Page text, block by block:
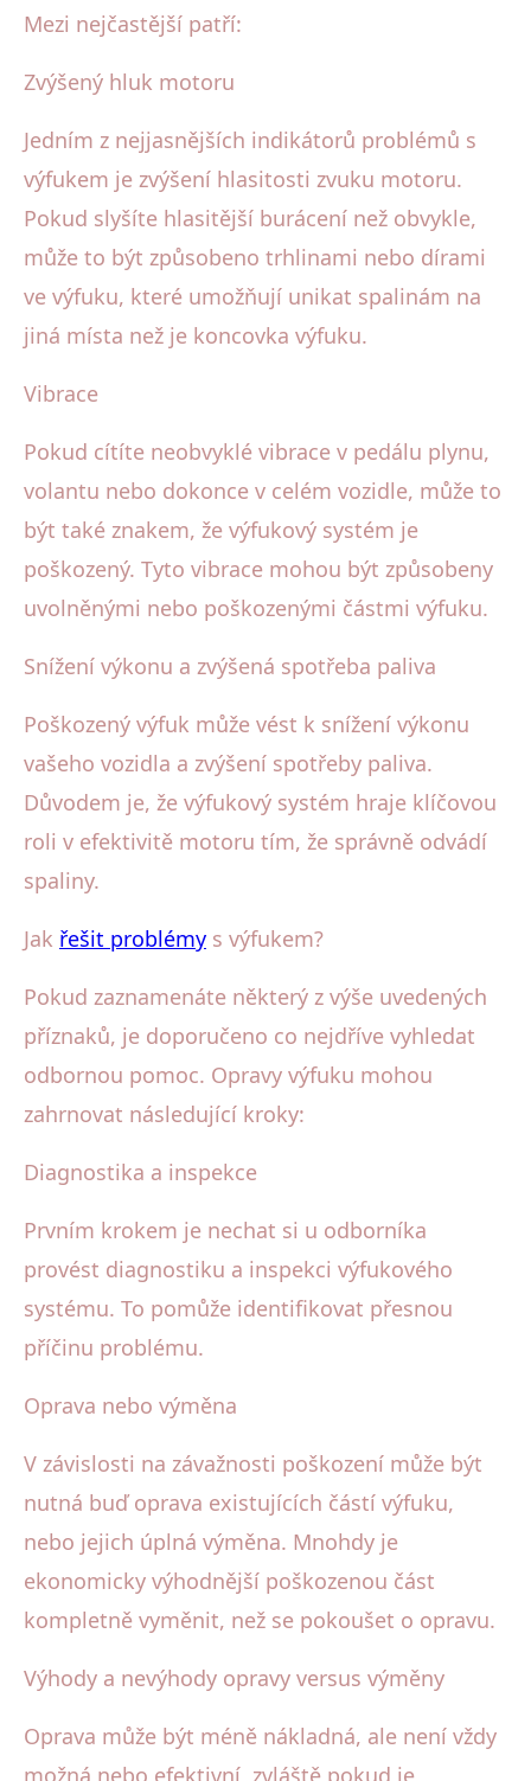
Mezi nejčastější patří:
Zvýšený hluk motoru
Jedním z nejjasnějších indikátorů problémů s
výfukem je zvýšení hlasitosti zvuku motoru.
Pokud slyšíte hlasitější burácení než obvykle,
může to být způsobeno trhlinami nebo dírami
ve výfuku, které umožňují unikat spalinám na
jiná místa než je koncovka výfuku.
Vibrace
Pokud cítíte neobvyklé vibrace v pedálu plynu,
volantu nebo dokonce v celém vozidle, může to
být také znakem, že výfukový systém je
poškozený. Tyto vibrace mohou být způsobeny
uvolněnými nebo poškozenými částmi výfuku.
Snížení výkonu a zvýšená spotřeba paliva
Poškozený výfuk může vést k snížení výkonu
vašeho vozidla a zvýšení spotřeby paliva.
Důvodem je, že výfukový systém hraje klíčovou
roli v efektivitě motoru tím, že správně odvádí
spaliny.
Jak řešit problémy s výfukem?
Pokud zaznamenáte některý z výše uvedených
příznaků, je doporučeno co nejdříve vyhledat
odbornou pomoc. Opravy výfuku mohou
zahrnovat následující kroky:
Diagnostika a inspekce
Prvním krokem je nechat si u odborníka
provést diagnostiku a inspekci výfukového
systému. To pomůže identifikovat přesnou
příčinu problému.
Oprava nebo výměna
V závislosti na závažnosti poškození může být
nutná buď oprava existujících částí výfuku,
nebo jejich úplná výměna. Mnohdy je
ekonomicky výhodnější poškozenou část
kompletně vyměnit, než se pokoušet o opravu.
Výhody a nevýhody opravy versus výměny
Oprava může být méně nákladná, ale není vždy
možná nebo efektivní, zvláště pokud je